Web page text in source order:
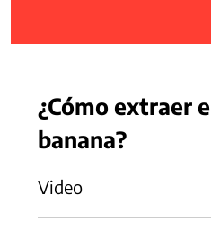
¿Cómo extraer
banana?
Video